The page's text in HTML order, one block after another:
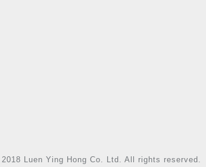
Luen Ying Hong Co. Ltd. All rights reserved.